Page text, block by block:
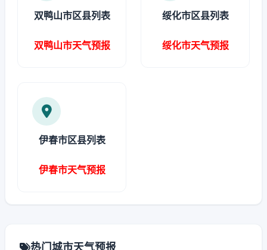
双鸭山市区县列表
双鸭山市天气预报
绥化市区县列表
绥化市天气预报
伊春市区县列表
伊春市天气预报
热门城市天气预报